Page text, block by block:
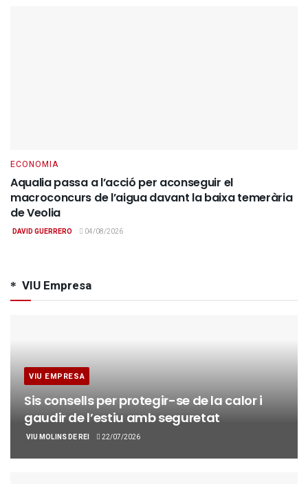
ECONOMIA
Aqualia passa a l’acció per aconseguir el
macroconcurs de l’aigua davant la baixa temerària
de Veolia
DAVID GUERRERO 04/08/2026
VIU Empresa
VIU EMPRESA
Sis consells per protegir-se de la calor i
gaudir de l’estiu amb seguretat
VIU MOLINS DE REI 22/07/2026